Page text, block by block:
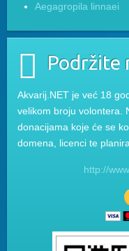
Aegagropila linnaei
Podržite
Akvarij.NET je već 18
velikom broju volontera.
donacijama koje će se
domena, licenci te
http://